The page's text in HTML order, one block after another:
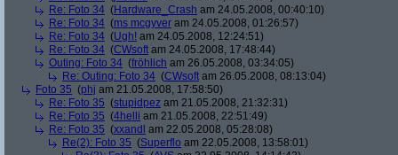
Re: Foto 34 (Hardware_Crash am 24.05.2008, 00:40:10)
Re: Foto 34 (ms mcgyver am 24.05.2008, 01:26:57)
Re: Foto 34 (Ugh! am 24.05.2008, 12:24:51)
Re: Foto 34 (CWsoft am 24.05.2008, 17:48:44)
Outing: Foto 34 (fröhlich am 26.05.2008, 03:34:05)
Re: Outing: Foto 34 (CWsoft am 26.05.2008, 08:13:04)
Foto 35 (phj am 21.05.2008, 17:58:50)
Re: Foto 35 (stupidpez am 21.05.2008, 21:32:31)
Re: Foto 35 (4helli am 21.05.2008, 22:51:49)
Re: Foto 35 (xxandl am 22.05.2008, 05:28:08)
Re(2): Foto 35 (Superflo am 22.05.2008, 13:58:01)